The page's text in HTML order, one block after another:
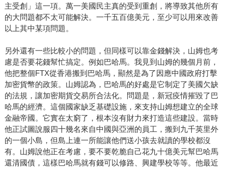
主受創」這一項。萬一美國民主真的受到重創，將導致其他所有
的大問題都不太可能解決。一千五百億美元，至少可以用來改善
以上其中某項問題。
另外還有一些比較小的問題，但同樣可以靠金錢解決，山姆也考
慮是否要花錢幫忙搞定。例如巴哈馬。我見到山姆的幾個月前，
他把整個FTX從香港搬到巴哈馬，顯然是為了因應中國政府打擊
加密貨幣的政策。山姆認為，巴哈馬的好處是它制定了美國欠缺
的法規，讓加密期貨交易所合法化。問題是，新冠疫情摧毀了巴
哈馬的經濟。這個國家缺乏基礎設施，來支持山姆想建立的全球
金融帝國。它實在太窮了，根本沒有財力來打造這些建設。當時
他正試圖說服四十幾名來自中國與亞洲的員工，搬到九千英里外
的一個小島，但島上連一所能讓他們送小孩去就讀的學校都沒
有。山姆說他正在考慮，要不要乾脆自己花九十億美元幫巴哈馬
還清國債，這樣巴哈馬就有錢可以修路、興建學校等等。他最近